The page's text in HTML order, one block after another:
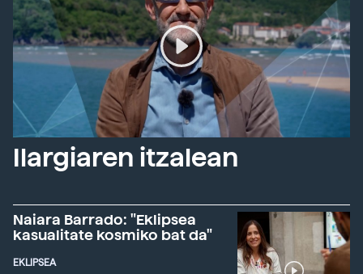
Ilargiaren itzalean
Naiara Barrado: "Eklipsea
kasualitate kosmiko bat da"
EKLIPSEA